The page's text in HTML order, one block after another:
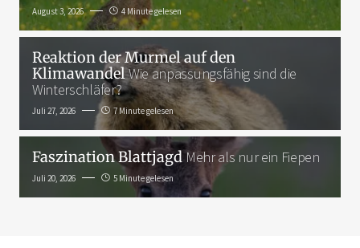
August 3, 2026 4 Minute gelesen
Reaktion der Murmel auf den
KlimawandelWie anpassungsfähig sind die
Winterschläfer?
Juli 27, 2026 7 Minute gelesen
Faszination BlattjagdMehr als nur ein Fiepen
Juli 20, 2026 5 Minute gelesen